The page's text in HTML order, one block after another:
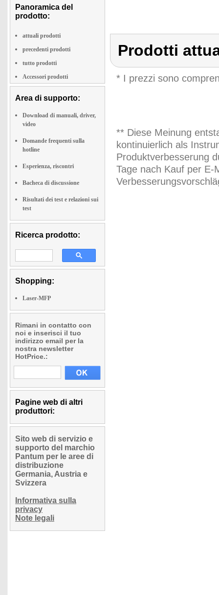
Panoramica del
prodotto:
attuali prodotti
precedenti prodotti
tutto prodotti
Accessori prodotti
Area di supporto:
Download di manuali, driver,
video
Domande frequenti sulla
hotline
Esperienza, riscontri
Bacheca di discussione
Risultati dei test e relazioni sui
test
Ricerca prodotto:
Shopping:
Laser-MFP
Rimani in contatto con
noi e inserisci il tuo
indirizzo email per la
nostra newsletter
HotPrice.:
Pagine web di altri
produttori:
Sito web di servizio e
supporto del marchio
Pantum per le aree di
distribuzione
Germania, Austria e
Svizzera
Informativa sulla
privacy
Note legali
Prodotti
* I prezzi sono
** Diese Meinung
kontinuierlich als
Produktverbesserung
Tage nach Kauf per E-